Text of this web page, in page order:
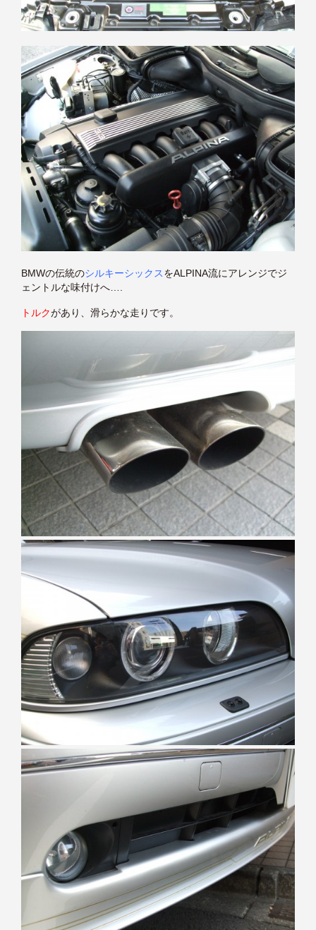
BMWの伝統のシルキーシックスをALPINA流にアレンジでジ
ェントルな味付けへ….
トルクがあり、滑らかな走りです。